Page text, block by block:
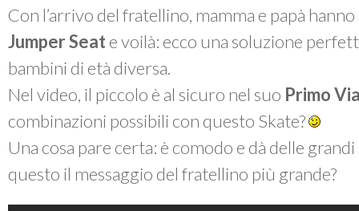
Con l’arrivo del fratellino, mamma e papà
Jumper Seat e voilà: ecco una soluzione
bambini di età diversa.
Nel video, il piccolo è al sicuro nel suo Primo
combinazioni possibili con questo Skate?
Una cosa pare certa: è comodo e dà delle
questo il messaggio del fratellino più grande?